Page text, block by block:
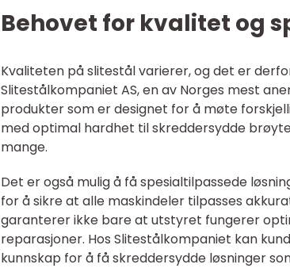
Behovet for kvalitet og
Kvaliteten på slitestål varierer, og det er
Slitestålkompaniet AS, en av Norges mest
produkter som er designet for å møte
med optimal hardhet til skreddersydde
mange.
Det er også mulig å få spesialtilpassede
for å sikre at alle maskindeler tilpasses
garanterer ikke bare at utstyret fungerer
reparasjoner. Hos Slitestålkompaniet kan
kunnskap for å få skreddersydde løsninger